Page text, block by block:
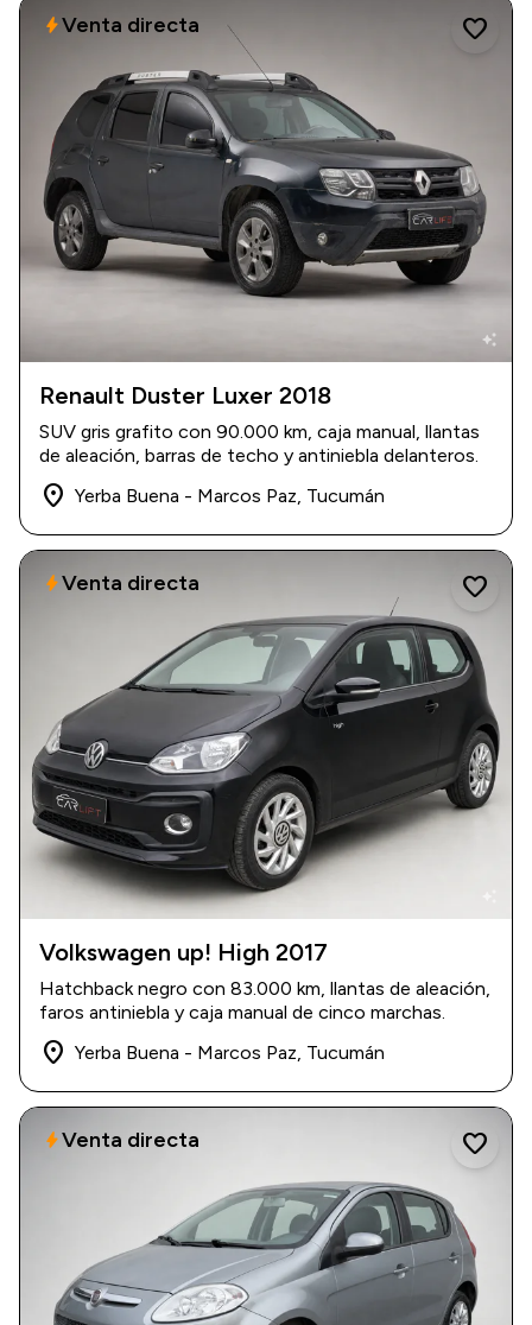
auto_awesome
2018 90.000 km
$ 18.500.000
Renault Duster Luxer 2018
SUV gris grafito con 90.000 km, caja manual, llantas
de aleación, barras de techo y antiniebla delanteros.
place Yerba Buena - Marcos Paz, Tucumán
favorite
boltVenta directa
2017 83.000 km
$ 13.500.000
Volkswagen up! High 2017
Hatchback negro con 83.000 km, llantas de aleación,
faros antiniebla y caja manual de cinco marchas.
place Yerba Buena - Marcos Paz, Tucumán
favorite
boltVenta directa
favorite
boltVenta directa